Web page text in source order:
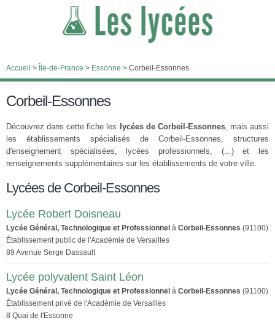
Accueil > Île-de-France > Essonne > Corbeil-Essonnes
Corbeil-Essonnes
Découvrez dans cette fiche les lycées de Corbeil-Essonnes, mais aussi
les établissements spécialisés de Corbeil-Essonnes, structures
d'enseignement spécialisées, lycées professionnels, (...) et les
renseignements supplémentaires sur les établissements de votre ville.
Lycées de Corbeil-Essonnes
Lycée Robert Doisneau
Lycée Général, Technologique et Professionnel à Corbeil-Essonnes (91100)
Établissement public de l'Académie de Versailles
89 Avenue Serge Dassault
Lycée polyvalent Saint Léon
Lycée Général, Technologique et Professionnel à Corbeil-Essonnes (91100)
Établissement privé de l'Académie de Versailles
8 Quai de l'Essonne